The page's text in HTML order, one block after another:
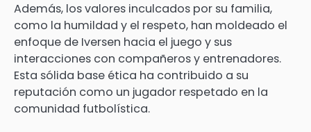
Además, los valores inculcados por su familia,
como la humildad y el respeto, han moldeado el
enfoque de Iversen hacia el juego y sus
interacciones con compañeros y entrenadores.
Esta sólida base ética ha contribuido a su
reputación como un jugador respetado en la
comunidad futbolística.